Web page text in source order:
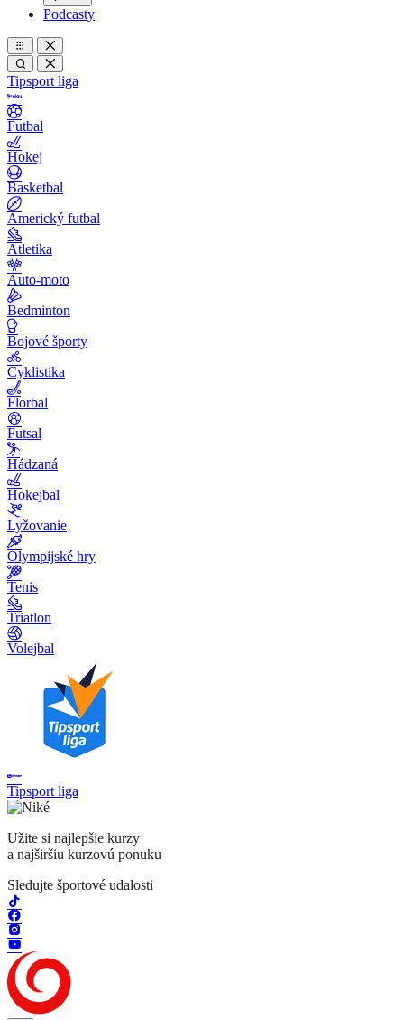
Podcasty
Tipsport liga
Futbal
Hokej
Basketbal
Americký futbal
Atletika
Auto-moto
Bedminton
Bojové športy
Cyklistika
Florbal
Futsal
Hádzaná
Hokejbal
Lyžovanie
Olympijské hry
Tenis
Triatlon
Volejbal
Tipsport liga
Užite si najlepšie kurzy
a najširšiu kurzovú ponuku
Sledujte športové udalosti